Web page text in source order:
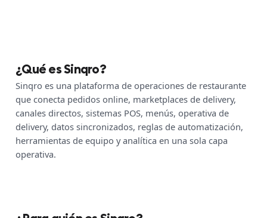
¿Qué es Sinqro?
Sinqro es una plataforma de operaciones de restaurante
que conecta pedidos online, marketplaces de delivery,
canales directos, sistemas POS, menús, operativa de
delivery, datos sincronizados, reglas de automatización,
herramientas de equipo y analítica en una sola capa
operativa.